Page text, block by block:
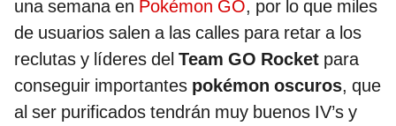
una semana en Pokémon GO, por lo que miles
de usuarios salen a las calles para retar a los
reclutas y líderes del Team GO Rocket para
conseguir importantes pokémon oscuros, que
al ser purificados tendrán muy buenos IV’s y